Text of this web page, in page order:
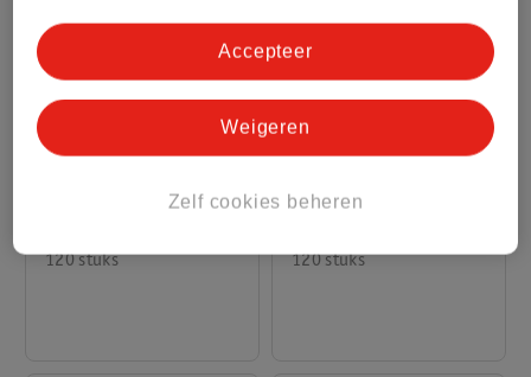
Kruidvat Omega 3
120 stuks
12.
59
Lucovitaal Vitamine D3
120 stuks
9.
99
Zelf cookies beheren
Weigeren
Accepteer